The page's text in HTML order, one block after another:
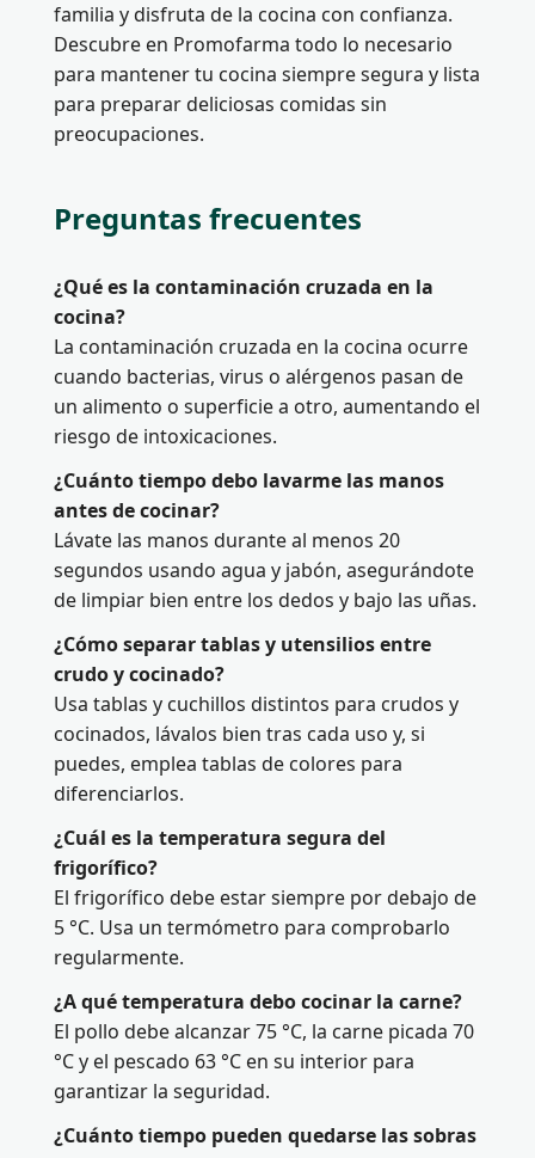
familia y disfruta de la cocina con confianza.
Descubre en Promofarma todo lo necesario
para mantener tu cocina siempre segura y lista
para preparar deliciosas comidas sin
preocupaciones.
Preguntas frecuentes
¿Qué es la contaminación cruzada en la
cocina?
La contaminación cruzada en la cocina ocurre
cuando bacterias, virus o alérgenos pasan de
un alimento o superficie a otro, aumentando el
riesgo de intoxicaciones.
¿Cuánto tiempo debo lavarme las manos
antes de cocinar?
Lávate las manos durante al menos 20
segundos usando agua y jabón, asegurándote
de limpiar bien entre los dedos y bajo las uñas.
¿Cómo separar tablas y utensilios entre
crudo y cocinado?
Usa tablas y cuchillos distintos para crudos y
cocinados, lávalos bien tras cada uso y, si
puedes, emplea tablas de colores para
diferenciarlos.
¿Cuál es la temperatura segura del
frigorífico?
El frigorífico debe estar siempre por debajo de
5 °C. Usa un termómetro para comprobarlo
regularmente.
¿A qué temperatura debo cocinar la carne?
El pollo debe alcanzar 75 °C, la carne picada 70
°C y el pescado 63 °C en su interior para
garantizar la seguridad.
¿Cuánto tiempo pueden quedarse las sobras